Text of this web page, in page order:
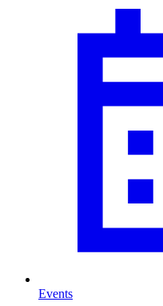
Events